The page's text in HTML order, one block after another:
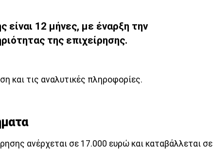
είναι 12 μήνες, με έναρξη την
της επιχείρησης.
και τις αναλυτικές πληροφορίες.
ανέρχεται σε 17.000 ευρώ και καταβάλλεται σε